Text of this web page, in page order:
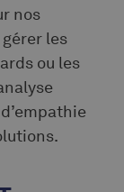
nos
les
ou les